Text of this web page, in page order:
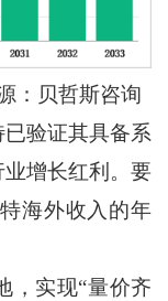
：贝哲斯咨询
验证其具备系
增长红利。要
海外收入的年
实现“量价齐